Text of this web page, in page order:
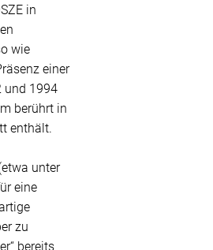
in
wie
einer
und 1994
berührt in
enthält.
unter
eine
zu
bereits